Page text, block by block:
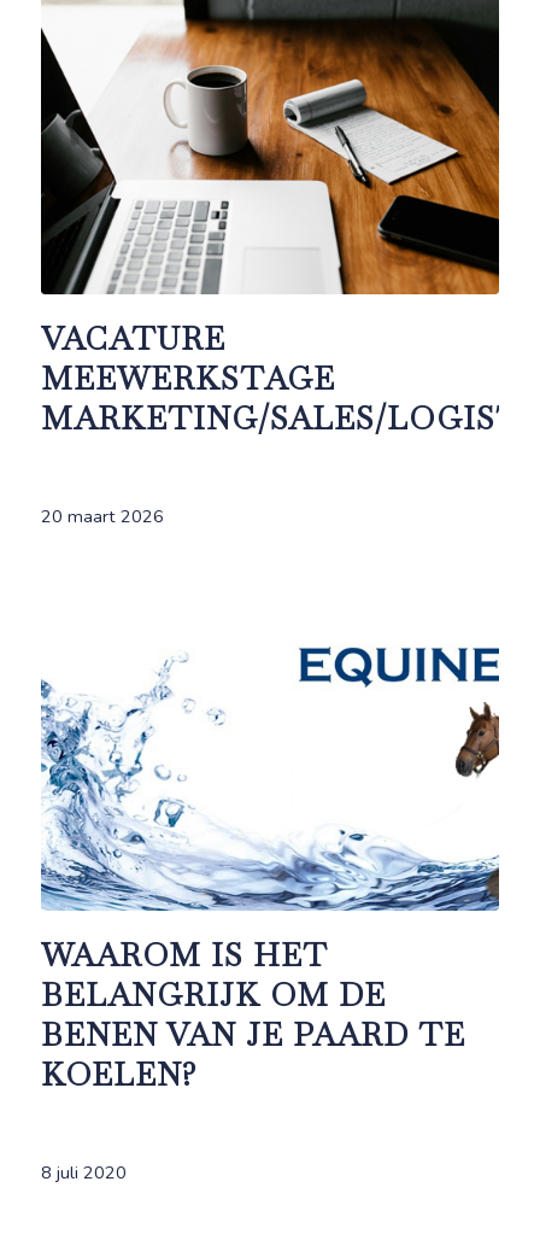
VACATURE
MEEWERKSTAGE
MARKETING/SALES/
20 maart 2026
WAAROM IS HET
BELANGRIJK OM DE
BENEN VAN JE PAARD TE
KOELEN?
8 juli 2020